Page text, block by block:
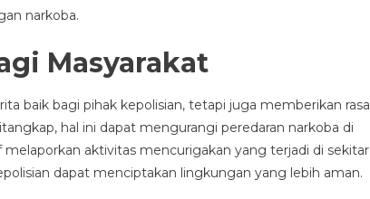
narkoba.
Masyarakat
baik bagi pihak kepolisian, tetapi juga memberikan rasa
hal ini dapat mengurangi peredaran narkoba di
aktivitas mencurigakan yang terjadi di sekitar
dapat menciptakan lingkungan yang lebih aman.